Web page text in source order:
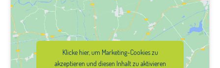
Klicke hier, um Marketing-Cookies zu
akzeptieren und diesen Inhalt zu aktivieren